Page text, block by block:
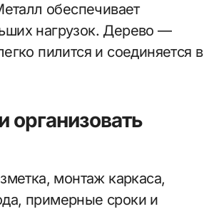
обеспечивает
нагрузок. Дерево —
пилится и соединяется в
организовать
монтаж каркаса,
примерные сроки и